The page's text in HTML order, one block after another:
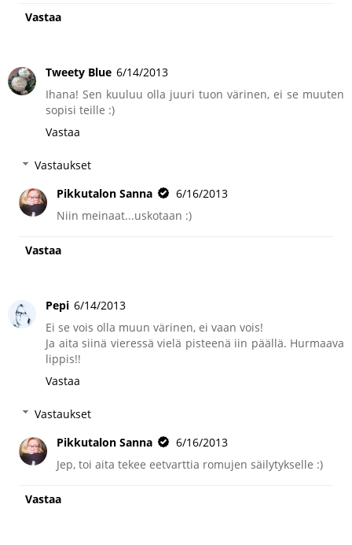
Vastaa
Tweety Blue 6/14/2013
Ihana! Sen kuuluu olla juuri tuon värinen, ei se muuten
sopisi teille :)
Vastaa
Vastaukset
Pikkutalon Sanna
6/16/2013
Niin meinaat...uskotaan :)
Vastaa
Pepi 6/14/2013
Ei se vois olla muun värinen, ei vaan vois!
Ja aita siinä vieressä vielä pisteenä iin päällä. Hurmaava
lippis!!
Vastaa
Vastaukset
Pikkutalon Sanna
6/16/2013
Jep, toi aita tekee eetvarttia romujen säilytykselle :)
Vastaa